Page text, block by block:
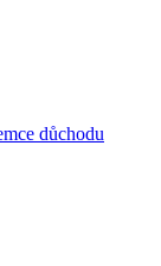
důchodu